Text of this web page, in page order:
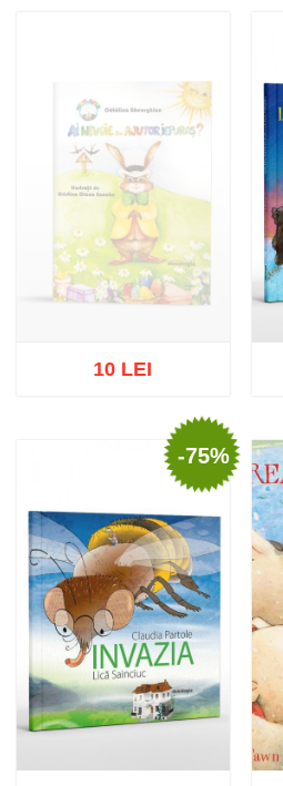
Stoc epuizat
10 LEI
-75%